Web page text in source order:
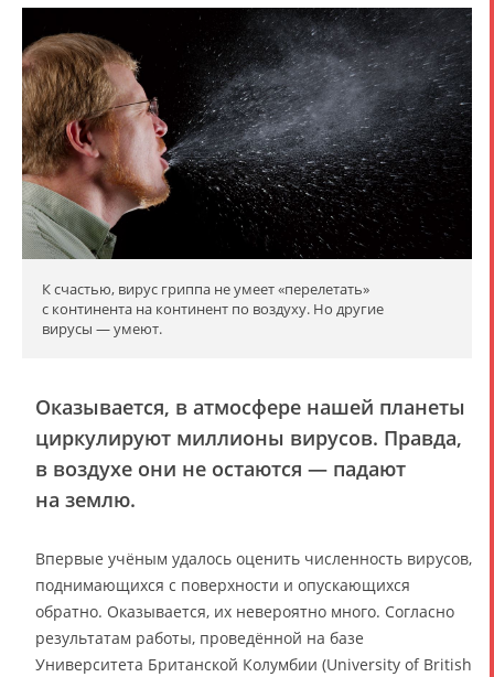
К счастью, вирус гриппа не умеет «перелетать»
с континента на континент по воздуху. Но другие
вирусы — умеют.
Оказывается, в атмосфере нашей планеты
циркулируют миллионы вирусов. Правда,
в воздухе они не остаются — падают
на землю.
Впервые учёным удалось оценить численность вирусов,
поднимающихся с поверхности и опускающихся
обратно. Оказывается, их невероятно много. Согласно
результатам работы, проведённой на базе
Университета Британской Колумбии (University of British